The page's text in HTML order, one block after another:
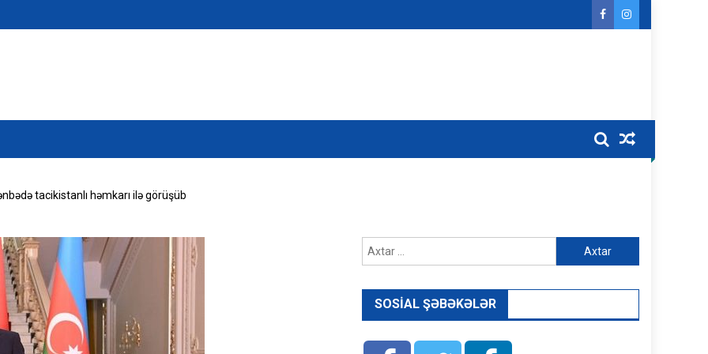
tacikistanlı həmkarı ilə görüşüb
Axtarış:
SOSIAL ŞƏBƏKƏLƏR